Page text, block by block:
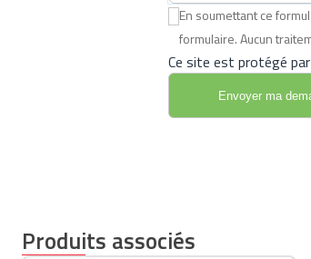
En soumettant ce
formulaire. Aucun
Ce site est protégé
Produits associés